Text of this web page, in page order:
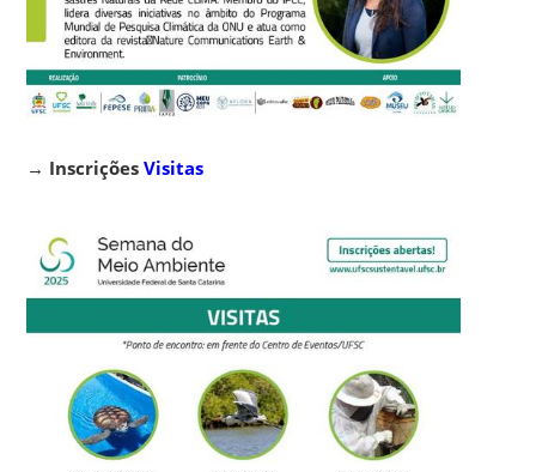
→ InscriçõesVisitas